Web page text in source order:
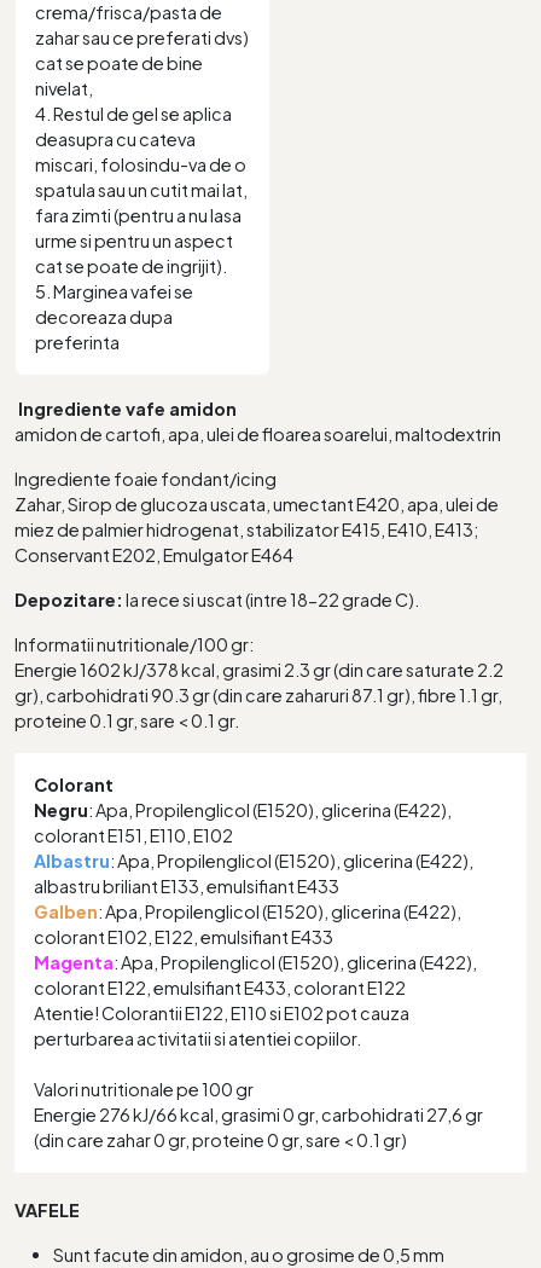
crema/frisca/pasta de
zahar sau ce preferati dvs)
cat se poate de bine
nivelat,
4. Restul de gel se aplica
deasupra cu cateva
miscari, folosindu-va de o
spatula sau un cutit mai lat,
fara zimti (pentru a nu lasa
urme si pentru un aspect
cat se poate de ingrijit).
5. Marginea vafei se
decoreaza dupa
preferinta
Ingrediente vafe amidon
amidon de cartofi, apa, ulei de floarea soarelui, maltodextrin
Ingrediente foaie fondant/icing
Zahar, Sirop de glucoza uscata, umectant E420, apa, ulei de
miez de palmier hidrogenat, stabilizator E415, E410, E413;
Conservant E202, Emulgator E464
Depozitare: la rece si uscat (intre 18-22 grade C).
Informatii nutritionale/100 gr:
Energie 1602 kJ/378 kcal, grasimi 2.3 gr (din care saturate 2.2
gr), carbohidrati 90.3 gr (din care zaharuri 87.1 gr), fibre 1.1 gr,
proteine 0.1 gr, sare < 0.1 gr.
Colorant
Negru: Apa, Propilenglicol (E1520), glicerina (E422),
colorant E151, E110, E102
Albastru: Apa, Propilenglicol (E1520), glicerina (E422),
albastru briliant E133, emulsifiant E433
Galben: Apa, Propilenglicol (E1520), glicerina (E422),
colorant E102, E122, emulsifiant E433
Magenta: Apa, Propilenglicol (E1520), glicerina (E422),
colorant E122, emulsifiant E433, colorant E122
Atentie! Colorantii E122, E110 si E102 pot cauza
perturbarea activitatii si atentiei copiilor.
Valori nutritionale pe 100 gr
Energie 276 kJ/66 kcal, grasimi 0 gr, carbohidrati 27,6 gr
(din care zahar 0 gr, proteine 0 gr, sare < 0.1 gr)
VAFELE
Sunt facute din amidon, au o grosime de 0,5 mm